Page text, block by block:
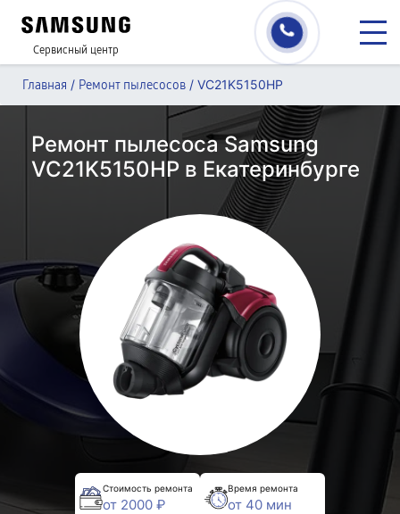
Сервисный центр
Главная / Ремонт пылесосов / VC21K5150HP
Ремонт пылесоса Samsung
VC21K5150HP в Екатеринбурге
Стоимость ремонта
от 2000 ₽
Время ремонта
от 40 мин